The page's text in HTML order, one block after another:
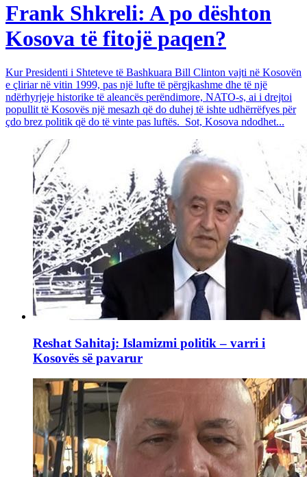
Frank Shkreli: A po dështon
Kosova të fitojë paqen?
Kur Presidenti i Shteteve të Bashkuara Bill Clinton vajti në Kosovën
e çliriar në vitin 1999, pas një lufte të përgjkashme dhe të një
ndërhyrjeje historike të aleancës perëndimore, NATO-s, ai i drejtoi
popullit të Kosovës një mesazh që do duhej të ishte udhërrëfyes për
çdo brez politik që do të vinte pas luftës. Sot, Kosova ndodhet...
Reshat Sahitaj: Islamizmi politik – varri i
Kosovës së pavarur